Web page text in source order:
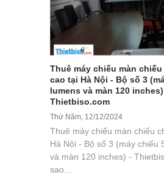
Thuê máy chiếu màn
cao tại Hà Nội - Bộ số 3
lumens và màn 120
Thietbiso.com
Thứ Năm, 12/12/2024
Thuê máy chiếu màn chiếu
Hà Nội - Bộ số 3 (máy chiếu
và màn 120 inches) -
sao...